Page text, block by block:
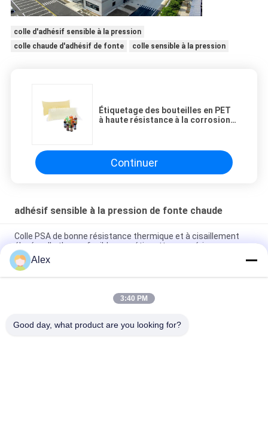
colle d'adhésif sensible à la pression
colle chaude d'adhésif de fonte
colle sensible à la pression
Étiquetage des bouteilles en PET
à haute résistance à la corrosion
matériaux polymères
synthétiques
Continuer
adhésif sensible à la pression de fonte chaude
Colle PSA de bonne résistance thermique et à cisaillement
élevé, colle thermofusible pour étiquettes numériques
Bonne colle PSA thermorésistante et à haute résistance au
cisaillement, colle thermofusible
Stratification non-tissée de feuille supérieure avec le film de
Alex
3:40 PM
Good day, what product are you looking for?